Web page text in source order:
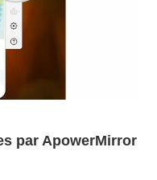
par ApowerMirror